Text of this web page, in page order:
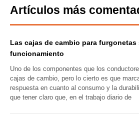
Artículos más
Las cajas de cambio para
funcionamiento
Uno de los componentes que los
cajas de cambio, pero lo cierto es que
respuesta en cuanto al consumo y la
que tener claro que, en el trabajo diario de